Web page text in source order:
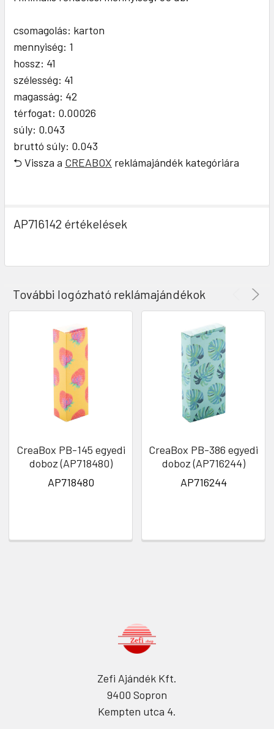
csomagolás: karton
mennyiség: 1
hossz: 41
szélesség: 41
magasság: 42
térfogat: 0.00026
súly: 0.043
bruttó súly: 0.043
⮌ Vissza a CREABOX reklámajándék kategóriára
AP716142 értékelések
További logózható reklámajándékok
CreaBox PB-145 egyedi
doboz (AP718480)
AP718480
CreaBox PB-386 egyedi
doboz (AP716244)
AP716244
Zefi Ajándék Kft.
9400 Sopron
Kempten utca 4.